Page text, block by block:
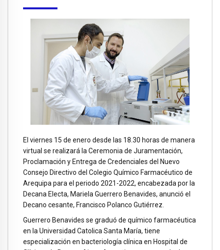
El viernes 15 de enero desde las 18.30 horas de manera
virtual se realizará la Ceremonia de Juramentación,
Proclamación y Entrega de Credenciales del Nuevo
Consejo Directivo del Colegio Químico Farmacéutico de
Arequipa para el periodo 2021-2022, encabezada por la
Decana Electa, Mariela Guerrero Benavides, anunció el
Decano cesante, Francisco Polanco Gutiérrez.
Guerrero Benavides se graduó de químico farmacéutica
en la Universidad Catolica Santa María, tiene
especialización en bacteriología clínica en Hospital de